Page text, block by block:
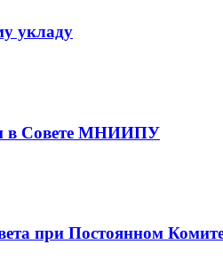
укладу
в Совете МНИИПУ
при Постоянном